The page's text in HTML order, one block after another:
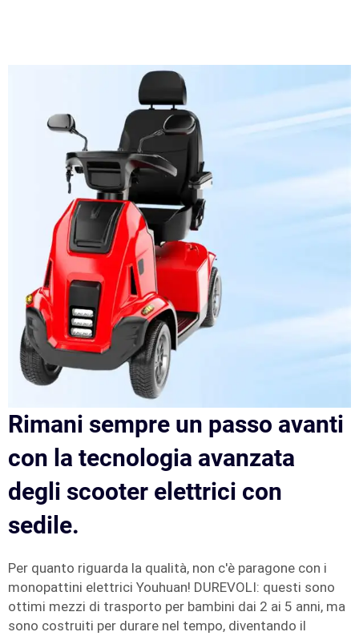
Rimani sempre un passo avanti
con la tecnologia avanzata
degli scooter elettrici con
sedile.
Per quanto riguarda la qualità, non c'è paragone con i
monopattini elettrici Youhuan! DUREVOLI: questi sono
ottimi mezzi di trasporto per bambini dai 2 ai 5 anni, ma
sono costruiti per durare nel tempo, diventando il